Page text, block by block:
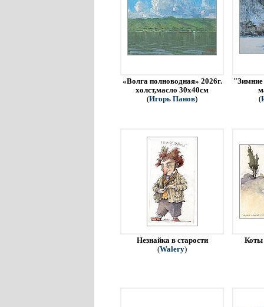
«Волга полноводная» 2026г.
холст,масло 30х40см
(Игорь Панов)
"Зимние
(
Незнайка в старости
(Walery)
Коты